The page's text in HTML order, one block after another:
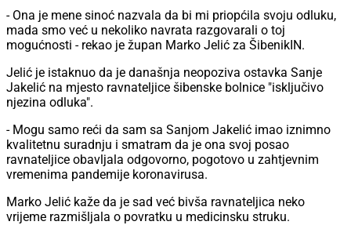
- Ona je mene sinoć nazvala da bi mi priopćila svoju odluku,
mada smo već u nekoliko navrata razgovarali o toj
mogućnosti - rekao je župan Marko Jelić za ŠibenikIN.
Jelić je istaknuo da je današnja neopoziva ostavka Sanje
Jakelić na mjesto ravnateljice šibenske bolnice "isključivo
njezina odluka".
- Mogu samo reći da sam sa Sanjom Jakelić imao iznimno
kvalitetnu suradnju i smatram da je ona svoj posao
ravnateljice obavljala odgovorno, pogotovo u zahtjevnim
vremenima pandemije koronavirusa.
Marko Jelić kaže da je sad već bivša ravnateljica neko
vrijeme razmišljala o povratku u medicinsku struku.